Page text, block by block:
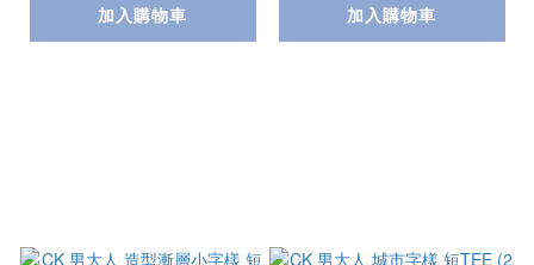
加入購物車 加入購物車